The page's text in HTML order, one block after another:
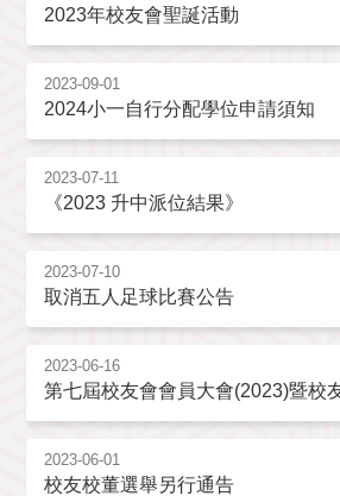
2023年校友會聖誕活動
2023-09-01
2024小一自行分配學位申請須知
2023-07-11
《2023 升中派位結果》
2023-07-10
取消五人足球比賽公告
2023-06-16
第七屆校友會會員大會(2023)暨校
2023-06-01
校友校董選舉另行通告